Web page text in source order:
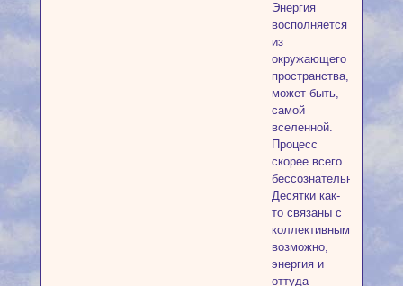
Энергия
восполняется
из
окружающего
пространства,
может быть,
самой
вселенной.
Процесс
скорее всего
бессознательный.
Десятки как-
то связаны с
коллективным,
возможно,
энергия и
оттуда